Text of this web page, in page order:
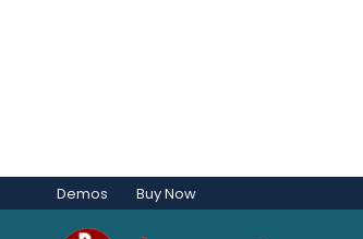
Demos Buy Now